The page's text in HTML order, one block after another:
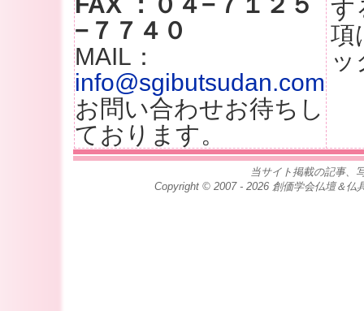
−７７４０
MAIL：
info@sgibutsudan.com
お問い合わせお待ちし
ております。
す
項
当サイト掲載の記事、
Copyright © 2007 - 2026 創価学会仏壇＆仏